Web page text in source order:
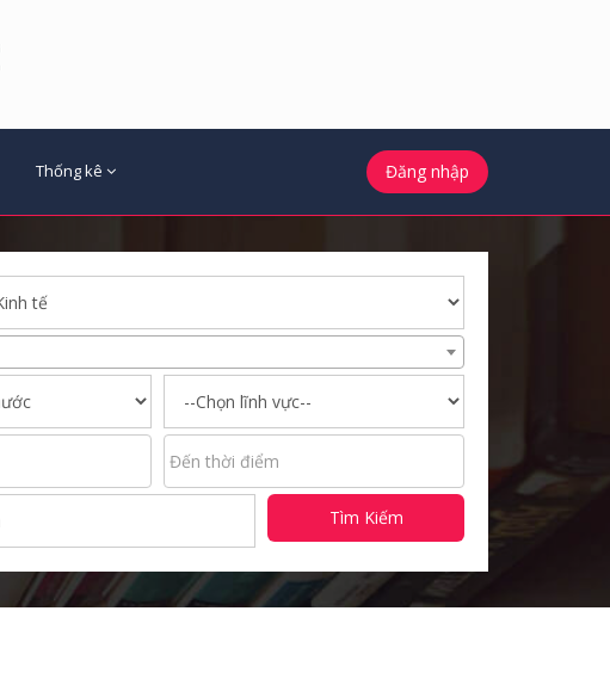
Thống kê Đăng nhập
Tìm Kiếm